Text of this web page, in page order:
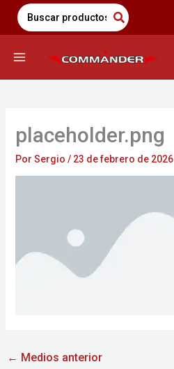
Saltar
contenido
Search
for:
placeholder.png
Por Sergio / 23 de febrero de 2026
← Medios anterior